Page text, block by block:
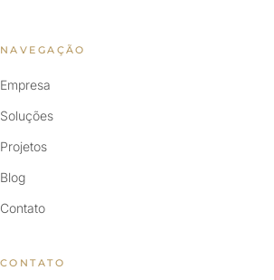
NAVEGAÇÃO
Empresa
Soluções
Projetos
Blog
Contato
CONTATO